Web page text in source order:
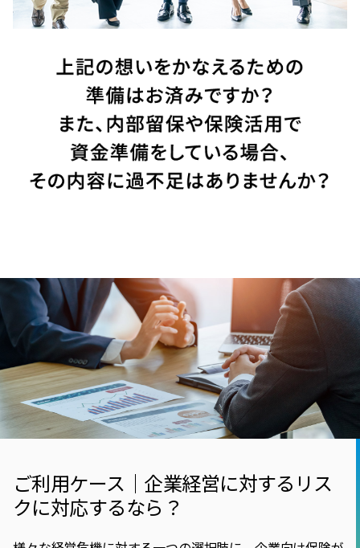
ご利用ケース｜企業経営に対するリス
クに対応するなら？